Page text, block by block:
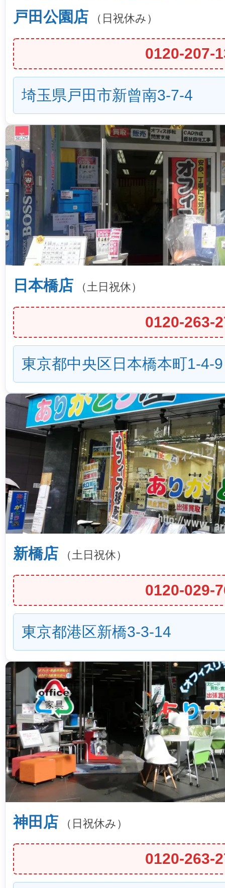
戸田公園店 （日祝休み）
0120-207-
埼玉県戸田市新曾南3-7-4
日本橋店 （土日祝休）
0120-263-
東京都中央区日本橋本町1-4-9
新橋店 （土日祝休）
0120-029-
東京都港区新橋3-3-14
神田店 （日祝休み）
0120-263-